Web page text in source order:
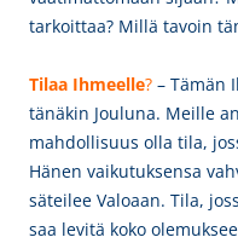
tarkoittaa? Millä tavoin
Tilaa Ihmeelle? – Tämän
tänäkin Jouluna. Meille
mahdollisuus olla tila,
Hänen vaikutuksensa
säteilee Valoaan. Tila,
saa levitä koko